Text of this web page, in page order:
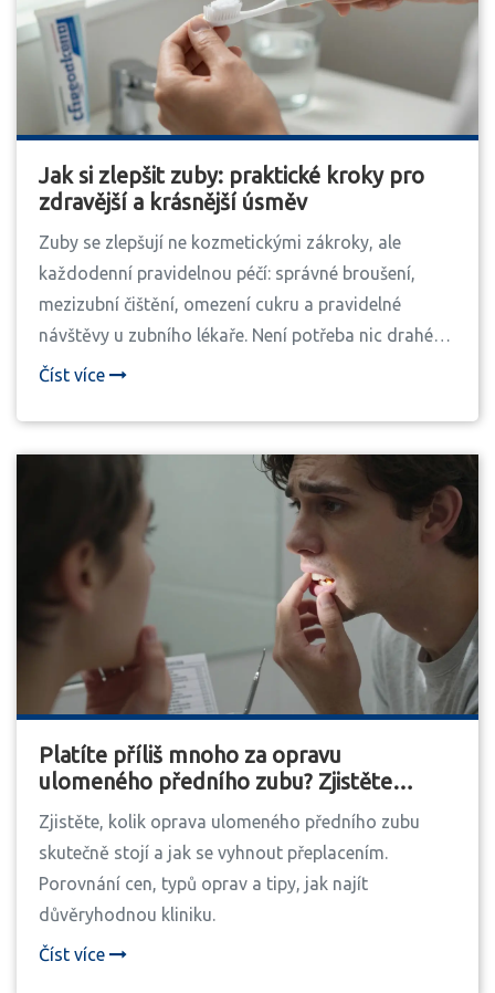
Jak si zlepšit zuby: praktické kroky pro
zdravější a krásnější úsměv
Zuby se zlepšují ne kozmetickými zákroky, ale
každodenní pravidelnou péčí: správné broušení,
mezizubní čištění, omezení cukru a pravidelné
návštěvy u zubního lékaře. Není potřeba nic drahého
- jen konzistentní zvyky.
Číst více
Platíte příliš mnoho za opravu
ulomeného předního zubu? Zjistěte
pravou cenu a co vás skutečně stojí
Zjistěte, kolik oprava ulomeného předního zubu
skutečně stojí a jak se vyhnout přeplacením.
Porovnání cen, typů oprav a tipy, jak najít
důvěryhodnou kliniku.
Číst více